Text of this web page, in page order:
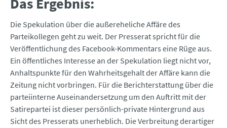
Das Ergebnis:
Die Spekulation über die außereheliche Affäre des
Parteikollegen geht zu weit. Der Presserat spricht für die
Veröffentlichung des Facebook-Kommentars eine Rüge aus.
Ein öffentliches Interesse an der Spekulation liegt nicht vor,
Anhaltspunkte für den Wahrheitsgehalt der Affäre kann die
Zeitung nicht vorbringen. Für die Berichterstattung über die
parteiinterne Auseinandersetzung um den Auftritt mit der
Satirepartei ist dieser persönlich-private Hintergrund aus
Sicht des Presserats unerheblich. Die Verbreitung derartiger